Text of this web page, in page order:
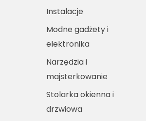
Instalacje
Modne gadżety i
elektronika
Narzędzia i
majsterkowanie
Stolarka okienna i
drzwiowa